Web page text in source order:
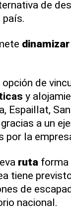
de
dinamizar
de
y
Espaillat,
gracias a un
la
ruta forma
tiene
de
nacional.